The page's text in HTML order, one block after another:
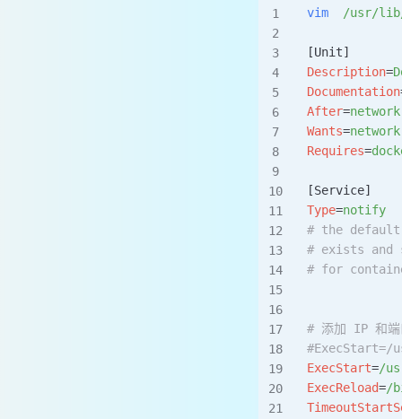
vim
/usr/
[Unit]
Description=
Documentation
After=
Wants=
Requires=
[Service]
Type=notify
# the
# exists and
# for
# 添加 IP 和端
ExecStart=/
ExecReload=/